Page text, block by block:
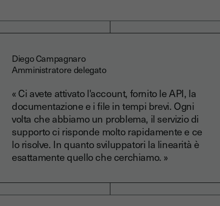
Diego Campagnaro
Amministratore delegato
« Ci avete attivato l'account, fornito le API, la
documentazione e i file in tempi brevi. Ogni
volta che abbiamo un problema, il servizio di
supporto ci risponde molto rapidamente e ce
lo risolve. In quanto sviluppatori la linearità è
esattamente quello che cerchiamo. »